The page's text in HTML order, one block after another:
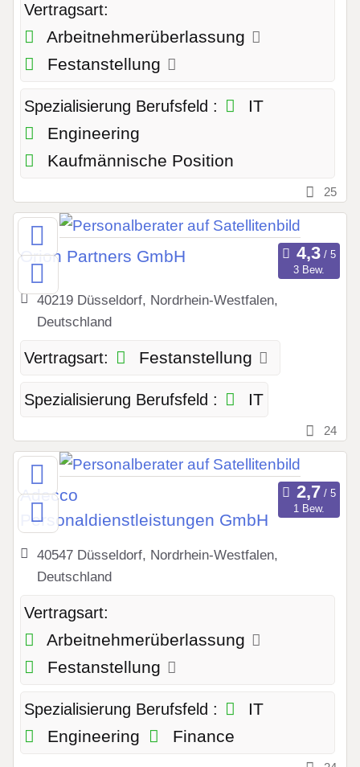
Vertragsart:
Arbeitnehmerüberlassung
Festanstellung
Spezialisierung Berufsfeld :
IT
Engineering
Kaufmännische Position
25
Orion Partners GmbH
3 Bew.
40219 Düsseldorf, Nordrhein-Westfalen,
Deutschland
Vertragsart: Festanstellung
Spezialisierung Berufsfeld : IT
24
Adecco
Personaldienstleistungen GmbH
1 Bew.
40547 Düsseldorf, Nordrhein-Westfalen,
Deutschland
Vertragsart:
Arbeitnehmerüberlassung
Festanstellung
Spezialisierung Berufsfeld :
IT
Engineering
Finance